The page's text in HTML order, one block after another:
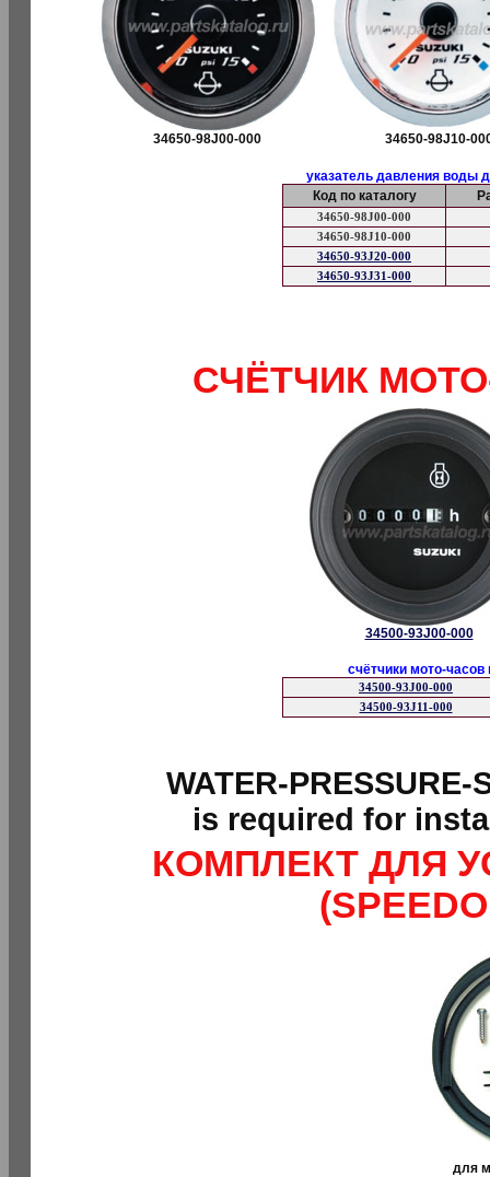
34650-98J00-000 34650-98J10-
указатель давления воды
Код по каталогу
34650-98J00-000
34650-98J10-000
34650-93J20-000
34650-93J31-000
СЧЁТЧИК
34500-93J00-000
счётчики мото-
34500-93J00-000
34500-93J11-000
WATER-PRESSURE-
is required for
КОМПЛЕКТ ДЛЯ
для